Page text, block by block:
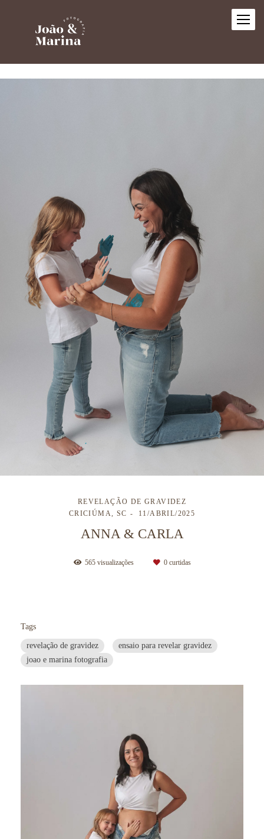
REVELAÇÃO DE GRAVIDEZ
CRICIÚMA, SC
11/ABRIL/2025
ANNA & CARLA
565visualizações 0curtidas
Tags
revelação de gravidez
ensaio para revelar gravidez
joao e marina fotografia